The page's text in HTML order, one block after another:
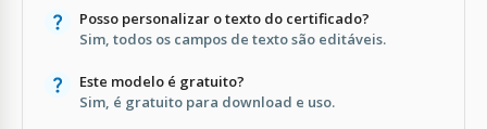
Posso personalizar o texto do certificado?
Sim, todos os campos de texto são editáveis.
Este modelo é gratuito?
Sim, é gratuito para download e uso.